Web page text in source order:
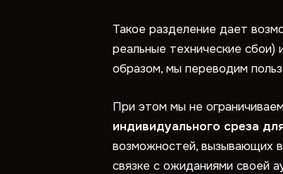
Такое разделение дает
реальные технические
образом, мы переводим
При этом мы не
индивидуального среза
возможностей, вызывающих
связке с ожиданиями своей